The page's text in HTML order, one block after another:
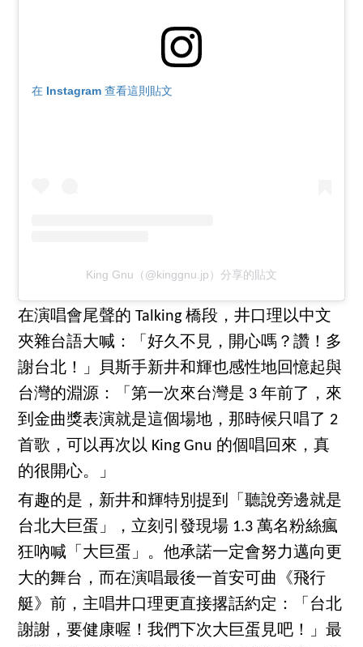
在 Instagram 查看這則貼文
King Gnu（@kinggnu.jp）分享的貼文
在演唱會尾聲的 Talking 橋段，井口理以中文
夾雜台語大喊：「好久不見，開心嗎？讚！多
謝台北！」貝斯手新井和輝也感性地回憶起與
台灣的淵源：「第一次來台灣是 3 年前了，來
到金曲獎表演就是這個場地，那時候只唱了 2
首歌，可以再次以 King Gnu 的個唱回來，真
的很開心。」
有趣的是，新井和輝特別提到「聽說旁邊就是
台北大巨蛋」，立刻引發現場 1.3 萬名粉絲瘋
狂吶喊「大巨蛋」。他承諾一定會努力邁向更
大的舞台，而在演唱最後一首安可曲《飛行
艇》前，主唱井口理更直接撂話約定：「台北
謝謝，要健康喔！我們下次大巨蛋見吧！」最